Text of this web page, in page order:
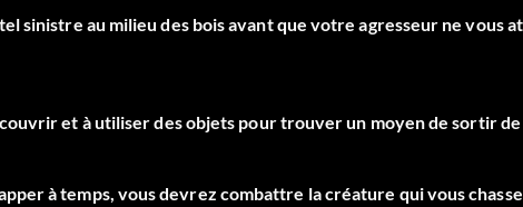
sinistre au milieu des bois avant que votre agresseur ne vous
et à utiliser des objets pour trouver un moyen de sortir
à temps, vous devrez combattre la créature qui vous